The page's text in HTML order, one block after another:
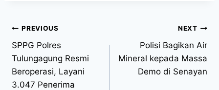
PREVIOUS
SPPG Polres
Tulungagung Resmi
Beroperasi, Layani
3.047 Penerima
NEXT
Polisi Bagikan Air
Mineral kepada Massa
Demo di Senayan